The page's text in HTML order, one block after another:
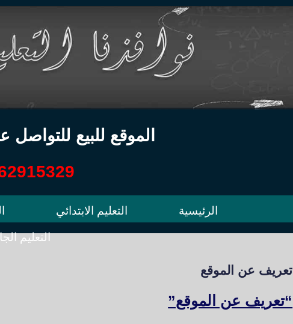
الموقع للبيع للتواصل
الرئيسية التعليم الابتدائي
التعليم
تعريف عن الموقع
“تعريف عن الموقع”